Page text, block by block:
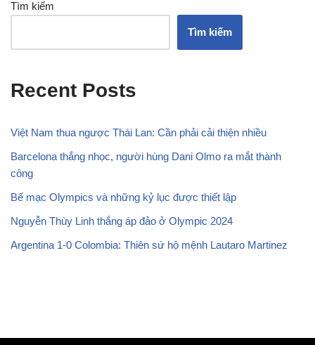
Tìm kiếm
Tìm kiếm
Recent Posts
Việt Nam thua ngược Thái Lan: Cần phải cải thiện nhiều
Barcelona thắng nhọc, người hùng Dani Olmo ra mắt thành
công
Bế mạc Olympics và những kỷ lục được thiết lập
Nguyễn Thùy Linh thắng áp đảo ở Olympic 2024
Argentina 1-0 Colombia: Thiên sứ hộ mệnh Lautaro Martinez